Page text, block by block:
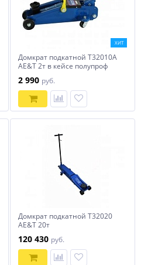
ХИТ
Домкрат подкатной T32010A
AE&T 2т в кейсе полупроф
2 990 руб.
Домкрат подкатной Т32020
AE&T 20т
120 430 руб.